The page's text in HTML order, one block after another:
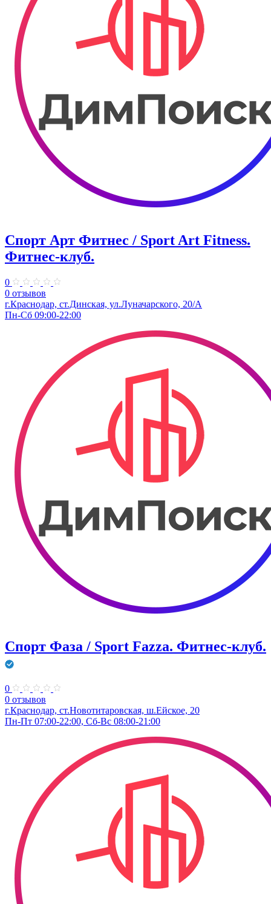
Спорт Арт Фитнес / Sport Art Fitness.
Фитнес-клуб.
0
0 отзывов
г.Краснодар, ст.Динская, ул.Луначарского, 20/А
Пн-Сб 09:00-22:00
Спорт Фаза / Sport Fazza. Фитнес-клуб.
0
0 отзывов
г.Краснодар, ст.Новотитаровская, ш.Ейское, 20
Пн-Пт 07:00-22:00, Сб-Вс 08:00-21:00